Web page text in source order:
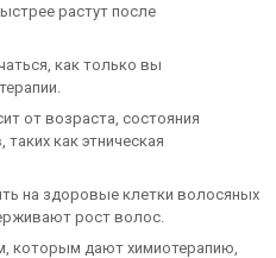
растут после
как только вы
от возраста, состояния
как этническая
на здоровые клетки волосяных
рост волос.
которым дают химиотерапию,